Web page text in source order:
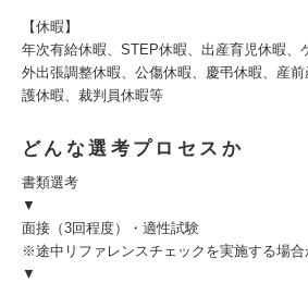
【休暇】
年次有給休暇、STEP休暇、出産育児休暇、
外出張調整休暇、公傷休暇、慶弔休暇、産
護休暇、裁判員休暇等
どんな選考プロセスか
書類選考
▼
面接（3回程度）・適性試験
※途中リファレンスチェックを実施する場合
▼